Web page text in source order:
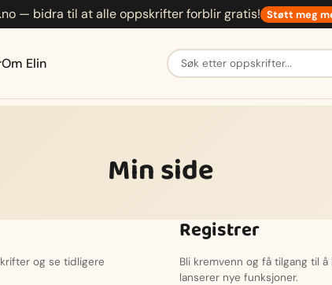
— bidra til at alle oppskrifter forblir gratis! Støtt meg
Om Elin Søk etter oppskrifter
Min side
og se tidligere
Registrer
Bli kremvenn og få tilgang til
lanserer nye funksjoner.